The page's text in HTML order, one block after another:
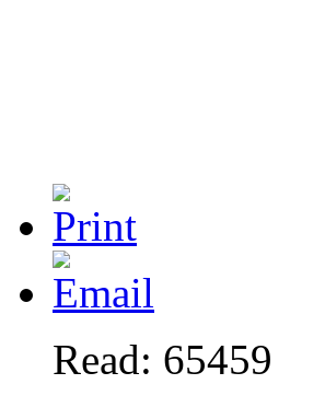
Read: 65459